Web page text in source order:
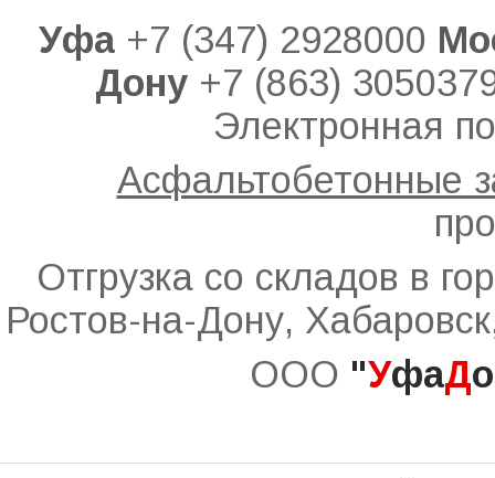
Уфа +7 (347) 2928000
Дону +7 (863)
Электронная
Асфальтобетонные
Отгрузка со складов в
Ростов-на-Дону,
ООО "УфаД